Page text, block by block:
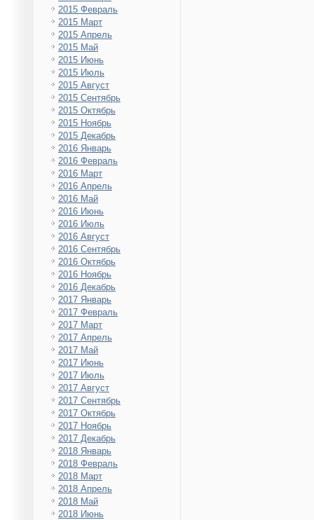
2015 Февраль
2015 Март
2015 Апрель
2015 Май
2015 Июнь
2015 Июль
2015 Август
2015 Сентябрь
2015 Октябрь
2015 Ноябрь
2015 Декабрь
2016 Январь
2016 Февраль
2016 Март
2016 Апрель
2016 Май
2016 Июнь
2016 Июль
2016 Август
2016 Сентябрь
2016 Октябрь
2016 Ноябрь
2016 Декабрь
2017 Январь
2017 Февраль
2017 Март
2017 Апрель
2017 Май
2017 Июнь
2017 Июль
2017 Август
2017 Сентябрь
2017 Октябрь
2017 Ноябрь
2017 Декабрь
2018 Январь
2018 Февраль
2018 Март
2018 Апрель
2018 Май
2018 Июнь